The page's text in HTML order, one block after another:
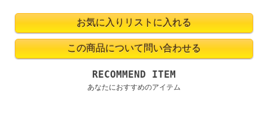
RECOMMEND ITEM
あなたにおすすめのアイテム